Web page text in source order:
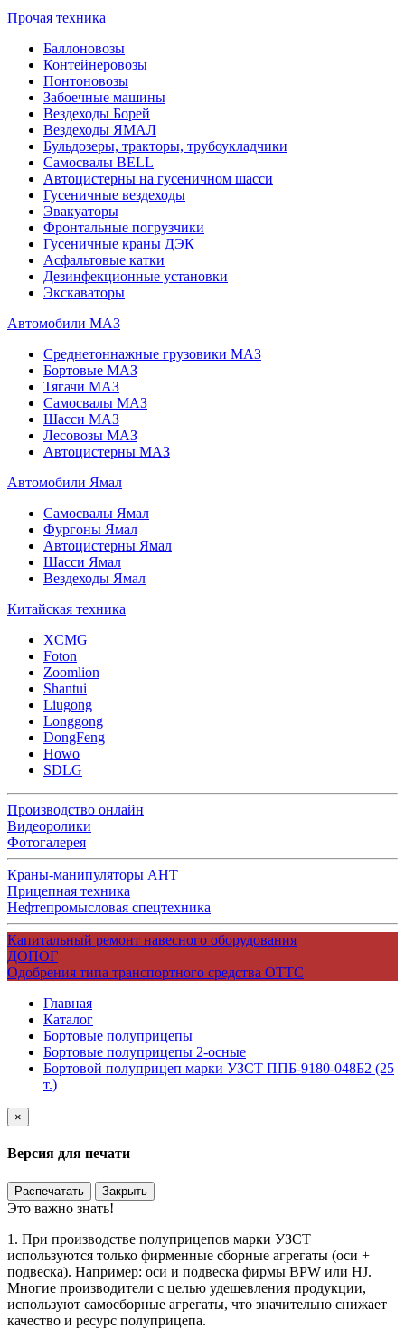
Прочая техника
Баллоновозы
Контейнеровозы
Понтоновозы
Забоечные машины
Вездеходы Борей
Вездеходы ЯМАЛ
Бульдозеры, тракторы, трубоукладчики
Самосвалы BELL
Автоцистерны на гусеничном шасси
Гусеничные вездеходы
Эвакуаторы
Фронтальные погрузчики
Гусеничные краны ДЭК
Асфальтовые катки
Дезинфекционные установки
Экскаваторы
Автомобили МАЗ
Среднетоннажные грузовики МАЗ
Бортовые МАЗ
Тягачи МАЗ
Самосвалы МАЗ
Шасси МАЗ
Лесовозы МАЗ
Автоцистерны МАЗ
Автомобили Ямал
Самосвалы Ямал
Фургоны Ямал
Автоцистерны Ямал
Шасси Ямал
Вездеходы Ямал
Китайская техника
XCMG
Foton
Zoomlion
Shantui
Liugong
Longgong
DongFeng
Howo
SDLG
Производство онлайн
Видеоролики
Фотогалерея
Краны-манипуляторы АНТ
Прицепная техника
Нефтепромысловая спецтехника
Капитальный ремонт навесного оборудования
ДОПОГ
Одобрения типа транспортного средства ОТТС
Главная
Каталог
Бортовые полуприцепы
Бортовые полуприцепы 2-осные
Бортовой полуприцеп марки УЗСТ ППБ-9180-048Б2 (25
т.)
×
Версия для печати
Распечатать Закрыть
Это важно знать!
1. При производстве полуприцепов марки УЗСТ
используются только фирменные сборные агрегаты (оси +
подвеска). Например: оси и подвеска фирмы BPW или HJ.
Многие производители с целью удешевления продукции,
используют самосборные агрегаты, что значительно снижает
качество и ресурс полуприцепа.